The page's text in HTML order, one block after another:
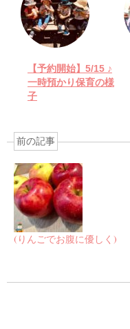
【予約開始】5/15 ♪
一時預かり保育の様
子
前の記事
(りんごでお腹に優しく)